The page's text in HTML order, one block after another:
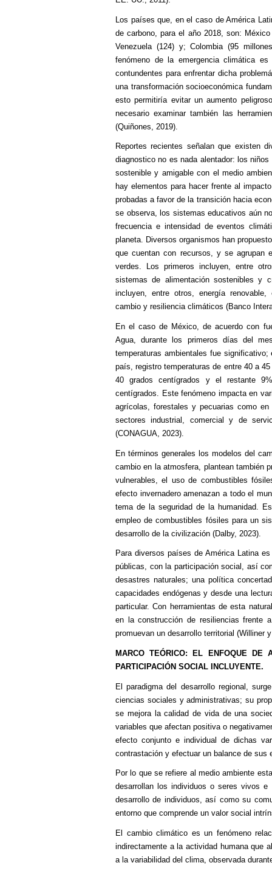
Los países que, en el caso de América
de carbono, para el año 2018, son:
Venezuela (124) y; Colombia (95
fenómeno de la emergencia climática
contundentes para enfrentar dicha
una transformación socioeconómica
esto permitiría evitar un aumento
necesario examinar también las
(Quiñones, 2019).
Reportes recientes señalan que existen
diagnostico no es nada alentador: los
sostenible y amigable con el medio
hay elementos para hacer frente al
probadas a favor de la transición hacia
se observa, los sistemas educativos aún
frecuencia e intensidad de eventos
planeta. Diversos organismos han
que cuentan con recursos, y se agrupan
verdes. Los primeros incluyen, entre
sistemas de alimentación sostenibles y
incluyen, entre otros, energía
cambio y resiliencia climáticos (Banco
En el caso de México, de acuerdo con
Agua, durante los primeros días del
temperaturas ambientales fue
país, registro temperaturas de entre 40 a
40 grados centígrados y el restante
centígrados. Este fenómeno impacta en
agrícolas, forestales y pecuarias como
sectores industrial, comercial y de
(CONAGUA, 2023).
En términos generales los modelos del
cambio en la atmosfera, plantean también
vulnerables, el uso de combustibles
efecto invernadero amenazan a todo el
tema de la seguridad de la humanidad.
empleo de combustibles fósiles para un
desarrollo de la civilización (Dalby, 2023).
Para diversos países de América Latina
públicas, con la participación social, así
desastres naturales; una política
capacidades endógenas y desde una
particular. Con herramientas de esta
en la construcción de resiliencias frente
promuevan un desarrollo territorial (Williner
MARCO TEÓRICO: EL ENFOQUE
PARTICIPACIÓN SOCIAL INCLUYENTE.
El paradigma del desarrollo regional,
ciencias sociales y administrativas; su
se mejora la calidad de vida de una
variables que afectan positiva o
efecto conjunto e individual de dichas
contrastación y efectuar un balance de sus
Por lo que se refiere al medio ambiente
desarrollan los individuos o seres vivos
desarrollo de individuos, así como su
entorno que comprende un valor social
El cambio climático es un fenómeno
indirectamente a la actividad humana que
a la variabilidad del clima, observada